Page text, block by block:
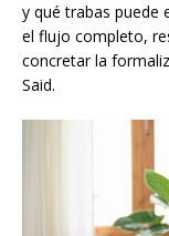
y qué trabas puede
el flujo completo,
concretar la
Said.